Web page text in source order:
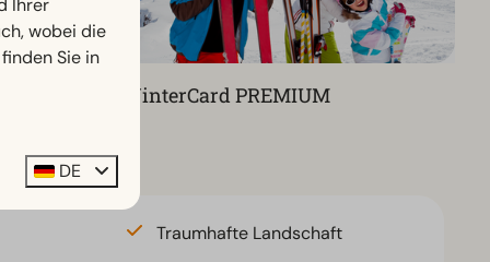
WinterCard PREMIUM
Traumhafte Landschaft
wobei die
Sie in
DE